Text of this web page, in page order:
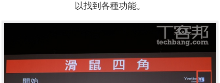
以找到各種功能。